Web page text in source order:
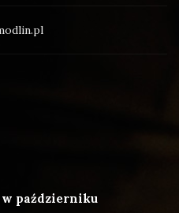
w październiku